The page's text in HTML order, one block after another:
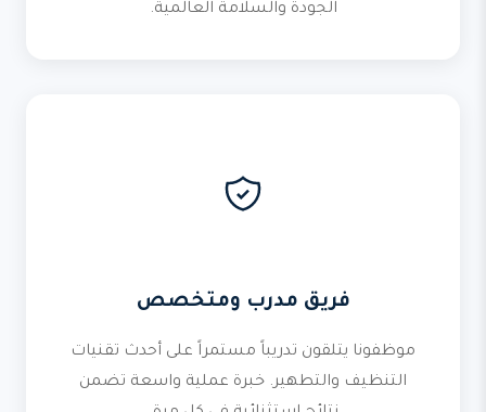
الجودة والسلامة العالمية.
فريق مدرب ومتخصص
موظفونا يتلقون تدريباً مستمراً على أحدث تقنيات
التنظيف والتطهير. خبرة عملية واسعة تضمن